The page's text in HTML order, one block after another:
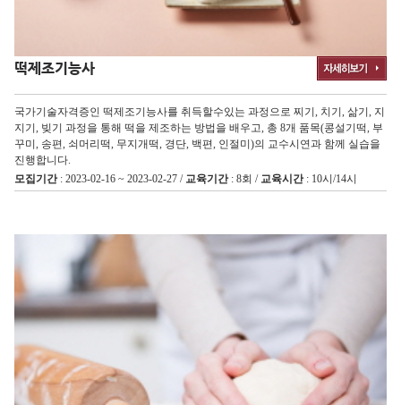
떡제조기능사
국가기술자격증인 떡제조기능사를 취득할수있는 과정으로 찌기, 치기, 삶기, 지
지기, 빚기 과정을 통해 떡을 제조하는 방법을 배우고, 총 8개 품목(콩설기떡, 부
꾸미, 송편, 쇠머리떡, 무지개떡, 경단, 백편, 인절미)의 교수시연과 함께 실습을
진행합니다.
모집기간: 2023-02-16 ~ 2023-02-27 / 교육기간: 8회 / 교육시간: 10시/14시